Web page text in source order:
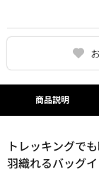
商品説明
トレッキングで
羽織れるバッグ